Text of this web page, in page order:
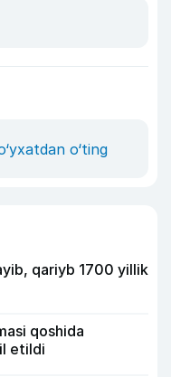
o‘ting
qariyb 1700 yillik
qoshida
etildi